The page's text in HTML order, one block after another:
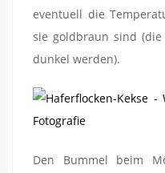
eventuell die
sie goldbraun sind
dunkel werden).
Den Bummel beim